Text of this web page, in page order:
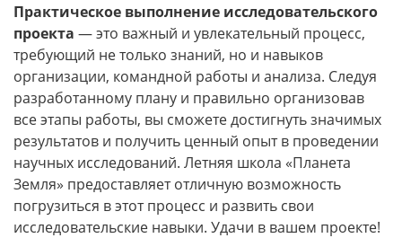
Практическое выполнение исследовательского
проекта — это важный и увлекательный процесс,
требующий не только знаний, но и навыков
организации, командной работы и анализа. Следуя
разработанному плану и правильно организовав
все этапы работы, вы сможете достигнуть значимых
результатов и получить ценный опыт в проведении
научных исследований. Летняя школа «Планета
Земля» предоставляет отличную возможность
погрузиться в этот процесс и развить свои
исследовательские навыки. Удачи в вашем проекте!